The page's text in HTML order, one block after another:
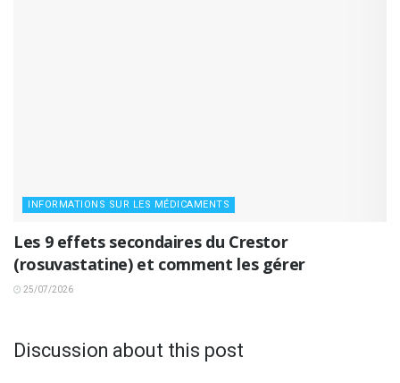
INFORMATIONS SUR LES MÉDICAMENTS
Les 9 effets secondaires du Crestor
(rosuvastatine) et comment les gérer
25/07/2026
Discussion about this post